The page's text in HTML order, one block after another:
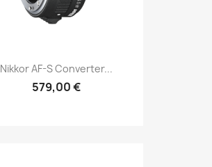
Nikkor AF-S Converter...
579,00 €